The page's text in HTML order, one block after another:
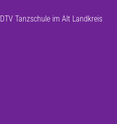
Tanzschule im Alt Landkreis